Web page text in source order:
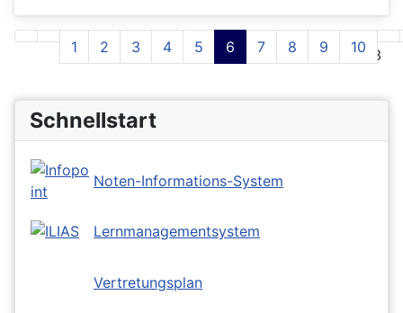
Seite 6 von 43
1 2 3 4 5 6 7 8 9 10
Schnellstart
Noten-Informations-System
Lernmanagementsystem
Vertretungsplan